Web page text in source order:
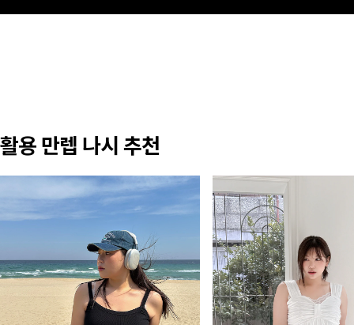
활용 만렙 나시 추천